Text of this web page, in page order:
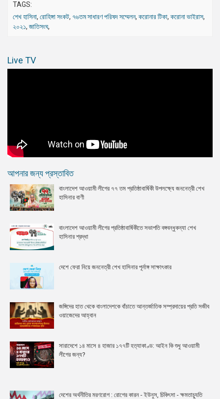
TAGS:
শেখ হাসিনা, রোহিঙ্গা সংকট, ৭৬তম সাধারণ পরিষদ সম্মেলন, করোনার টিকা, করোনা ভাইরাস,
২০২১, জাতিসংঘ,
Live TV
আপনার জন্য প্রস্তাবিত
বাংলাদেশ আওয়ামী লীগের ৭৭ তম প্রতিষ্ঠাবার্ষিকী উপলক্ষ্যে জননেত্রী শেখ
হাসিনার বাণী
বাংলাদেশ আওয়ামী লীগের প্রতিষ্ঠাবার্ষিকীতে সভাপতি বঙ্গবন্ধুকন্যা শেখ
হাসিনার শ্রদ্ধা
দেশে ফেরা নিয়ে জননেত্রী শেখ হাসিনার পূর্নাঙ্গ সাক্ষাৎকার
জঙ্গিদের হাত থেকে বাংলাদেশকে বাঁচাতে আন্তর্জাতিক সম্প্রদায়ের প্রতি সজীব
ওয়াজেদের আহ্বান
সারাদেশে ১৪ মাসে ৪ হাজার ১৭৭টি হত্যাকাণ্ড: আইন কি শুধু আওয়ামী
লীগের জন্য?
দেশের অর্থনীতির মরণরোগ : রোগের কারন - ইউনুস, চিকিৎসা - ক্ষমতাচ্যুতি